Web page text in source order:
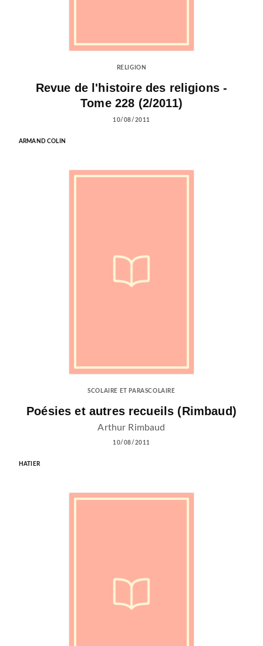
RELIGION
Revue de l'histoire des religions -
Tome 228 (2/2011)
10/08/2011
ARMAND COLIN
SCOLAIRE ET PARASCOLAIRE
Poésies et autres recueils (Rimbaud)
Arthur Rimbaud
10/08/2011
HATIER